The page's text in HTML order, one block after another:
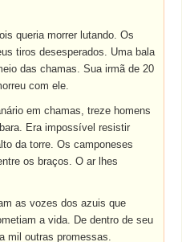
queria morrer lutando. Os
tiros desesperados. Uma bala
das chamas. Sua irmã de 20
com ele.
em chamas, treze homens
Era impossível resistir
da torre. Os camponeses
os braços. O ar lhes
as vozes dos azuis que
a vida. De dentro de seu
mil outras promessas.